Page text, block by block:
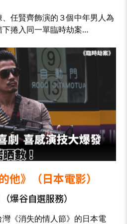
任賢齊飾演的３個中年男人為
捲入同一單臨時劫案…
他》（日本電影）
爆谷自選服務）
《消失的情人節》的日本電